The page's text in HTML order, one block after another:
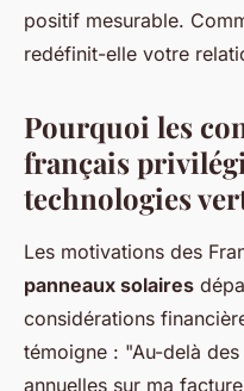
positif mesurable.
redéfinit-elle votre
Pourquoi les
français
technologies
Les motivations des
panneaux solaires
considérations
témoigne : "Au-delà
annuelles sur ma